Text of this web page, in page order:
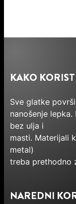
KAKO
Sve glatke
nanošenje
bez ulja i
masti. Materijali
metal)
treba prethodno
NAREDNI